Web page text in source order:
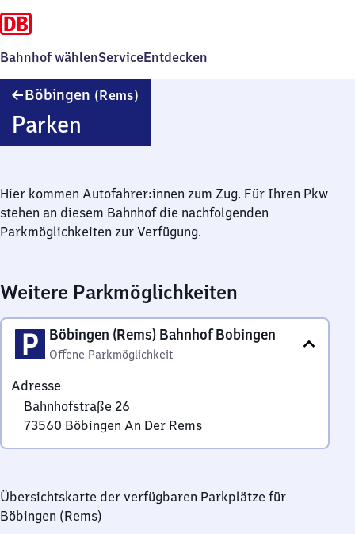
Bahnhof wählenServiceEntdecken
Böbingen (Rems)
Parken
Hier kommen Autofahrer:innen zum Zug. Für Ihren Pkw
stehen an diesem Bahnhof die nachfolgenden
Parkmöglichkeiten zur Verfügung.
Weitere Parkmöglichkeiten
Böbingen (Rems) Bahnhof Bobingen
Offene Parkmöglichkeit
Adresse
Bahnhofstraße 26
73560 Böbingen An Der Rems
Bahnhofstraße
3
5
Übersichtskarte der verfügbaren Parkplätze für
Böbingen (Rems)